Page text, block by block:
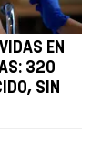
EN
320
SIN